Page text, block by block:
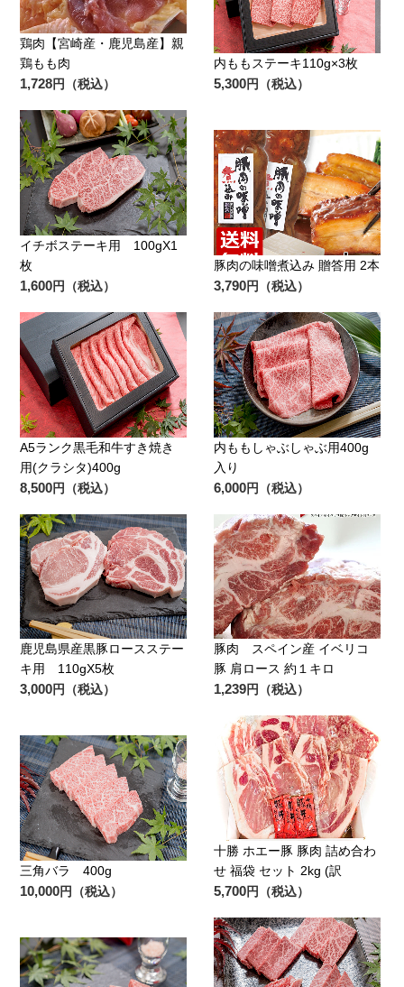
鶏肉【宮崎産・鹿児島産】親
鶏もも肉
1,728円（税込）
内ももステーキ110g×3枚
5,300円（税込）
イチボステーキ用 100gX1
枚
1,600円（税込）
豚肉の味噌煮込み 贈答用 2本
3,790円（税込）
A5ランク黒毛和牛すき焼き
用(クラシタ)400g
8,500円（税込）
内ももしゃぶしゃぶ用400g
入り
6,000円（税込）
鹿児島県産黒豚ロースステー
キ用 110gX5枚
3,000円（税込）
豚肉 スペイン産 イベリコ
豚 肩ロース 約１キロ
1,239円（税込）
三角バラ 400g
10,000円（税込）
十勝 ホエー豚 豚肉 詰め合わ
せ 福袋 セット 2kg (訳
5,700円（税込）